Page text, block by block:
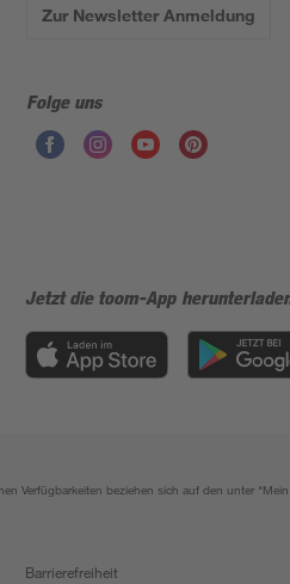
Zur Newsletter Anmeldung
Folge uns
Jetzt die toom-App
Verfügbarkeiten beziehen sich auf den unter
Barrierefreiheit